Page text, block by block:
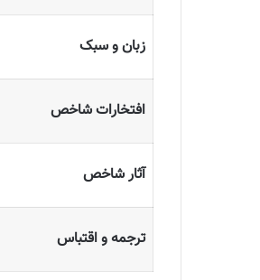
زبان و سبک
افتخارات شاخص
آثار شاخص
ترجمه و اقتباس